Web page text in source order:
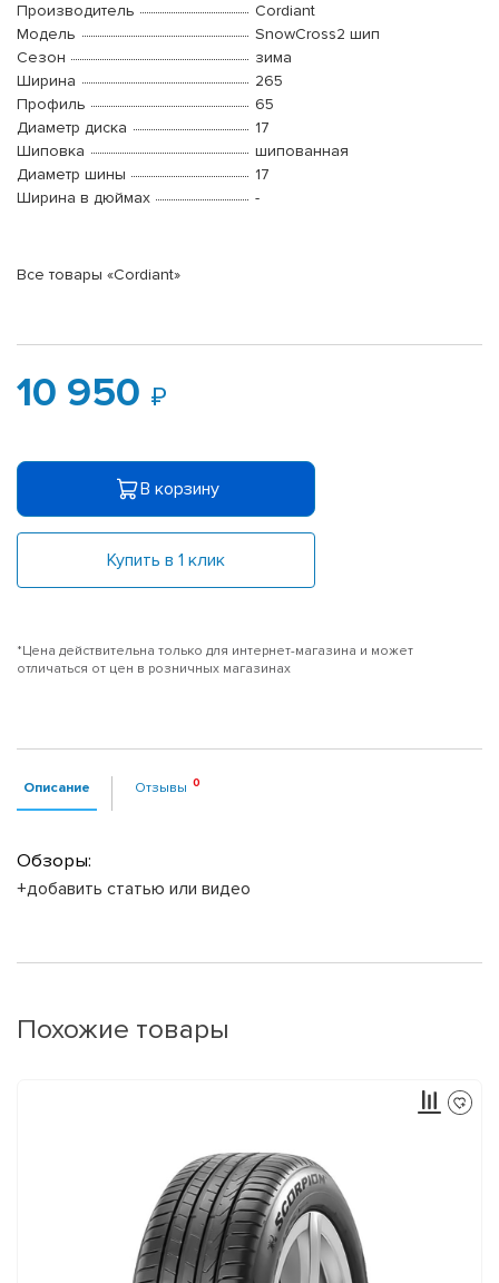
Производитель
Cordiant
Модель
SnowCross2 шип
Сезон
зима
Ширина
265
Профиль
65
Диаметр диска
17
Шиповка
шипованная
Диаметр шины
17
Ширина в дюймах
-
Все товары «Cordiant»
10 950
В корзину
Купить в 1 клик
*Цена действительна только для интернет-магазина и может
отличаться от цен в розничных магазинах
Описание Отзывы
Обзоры:
+добавить статью или видео
Похожие товары